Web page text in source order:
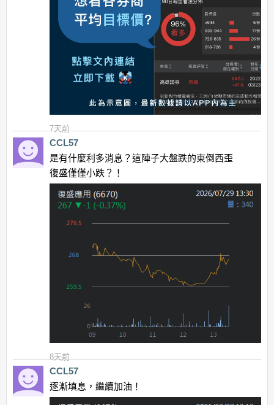
7天前
CCL57
是有什麼利多消息？這陣子大盤跌的東倒西歪
復盛僅僅小跌？！
8天前
CCL57
逐漸填息，繼續加油！